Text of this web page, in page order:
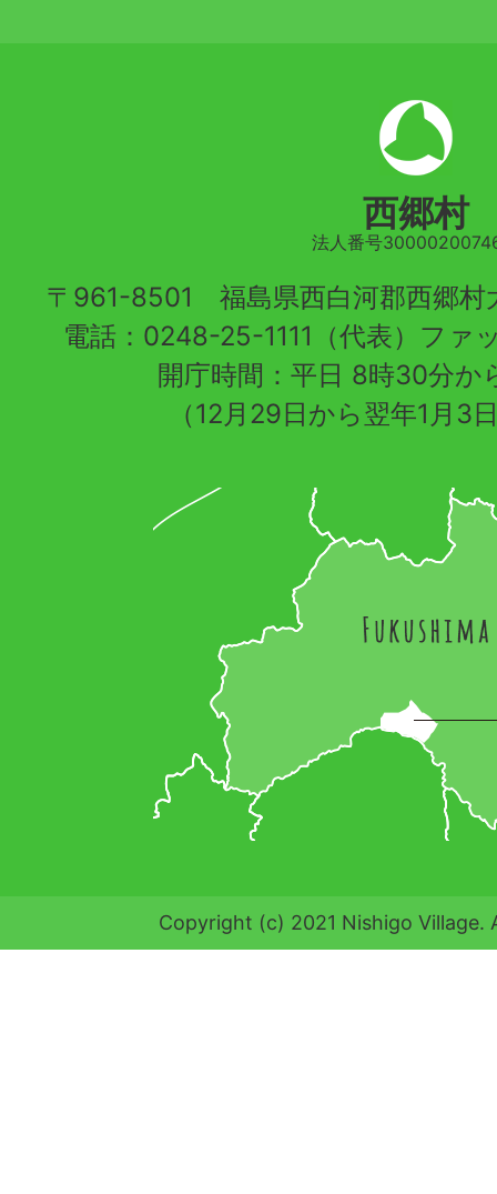
西郷村
法人番号
〒961-8501 福島県西白河郡西郷村
電話：0248-25-1111（代表）フ
開庁時間：平日 8時30分か
（12月29日から翌年1月3
Copyright (c) 2021 Nishigo Village.